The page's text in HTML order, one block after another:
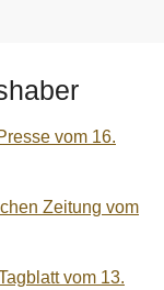
vom 16.
Zeitung vom
vom 13.